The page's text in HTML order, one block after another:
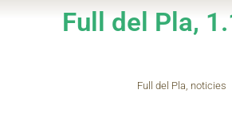
Full del Pla,
Full del Pla, noticies